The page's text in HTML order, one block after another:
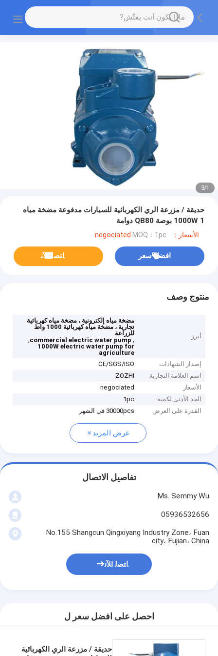
1
/
3
حديقة / مزرعة الري الكهربائية للسيارات مدفوعة مضخة مياه
1000W 1 بوصة QB80 دوامة
الأسعار：negociated MOQ：1pc
افضل سعر ﺎﺘﺼﻟ ﺍﻶﻧ
منتوج وصف
أبرز
مضخة مياه إلكترونية ، مضخة مياه كهربائية
تجارية ، مضخة مياه كهربائية 1000 واط
للزراعة
,
commercial electric water pump
,
1000W electric water pump for
agriculture
إصدار الشهادات
CE/SGS/ISO
اسم العلامة التجارية
ZOZHI
الأسعار
negociated
الحد الأدنى لكمية
1pc
القدرة على العرض
30000pcs في الشهر
عرض المزيد
تفاصيل الاتصال
Ms. Semmy Wu
05936532656
No.155 Shangcun Qingxiyang Industry Zone، Fuan
city، Fujian، China
ﺎﺘﺼﻟ ﺍﻶﻧ
احصل على افضل سعر ل
حديقة / مزرعة الري الكهربائية